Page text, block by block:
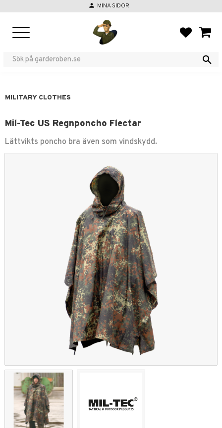
person MINA SIDOR
MILITARY CLOTHES
Mil-Tec US Regnponcho Flectar
Lättvikts poncho bra även som vindskydd.